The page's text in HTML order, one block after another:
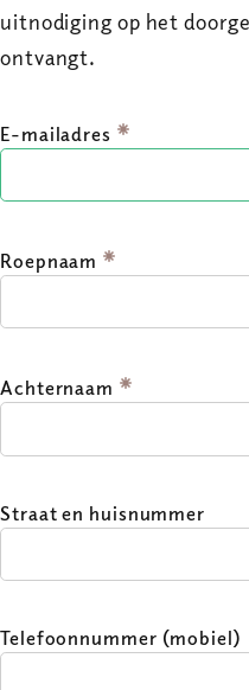
uitnodiging op het
ontvangt.
E-mailadres
Roepnaam
Achternaam
Straat en huisnummer
Telefoonnummer (mobiel)